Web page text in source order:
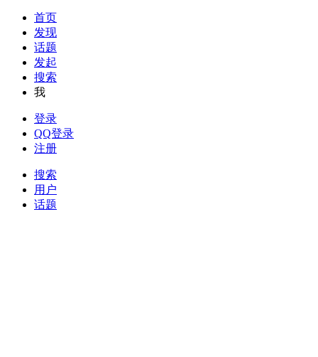
首页
发现
话题
发起
搜索
我
登录
QQ登录
注册
搜索
用户
话题